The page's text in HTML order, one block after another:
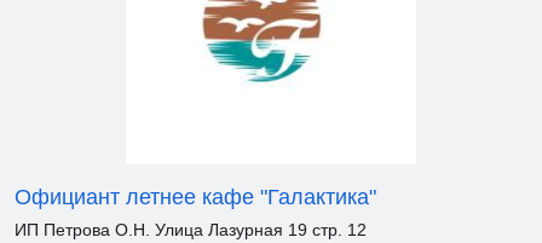
Официант летнее кафе "Галактика"
ИП Петрова О.Н. Улица Лазурная 19 стр. 12